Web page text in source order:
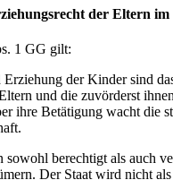
der Eltern im
1 GG gilt:
Erziehung der Kinder sind
und die zuvörderst
ihre Betätigung wacht die
sowohl berechtigt als auch
Der Staat wird nicht